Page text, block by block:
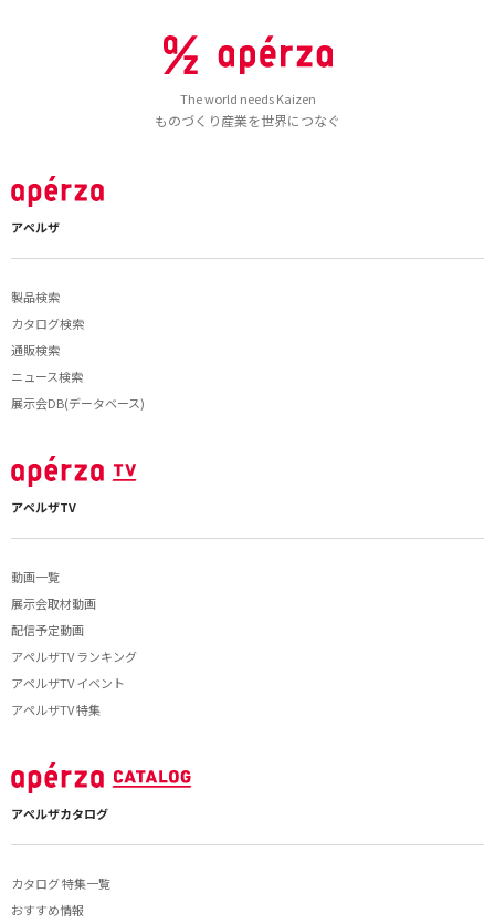
The world needs Kaizen
ものづくり産業を世界につなぐ
アペルザ
製品検索
カタログ検索
通販検索
ニュース検索
展示会DB(データベース)
アペルザTV
動画一覧
展示会取材動画
配信予定動画
アペルザTV ランキング
アペルザTV イベント
アペルザTV 特集
アペルザカタログ
カタログ 特集一覧
おすすめ情報